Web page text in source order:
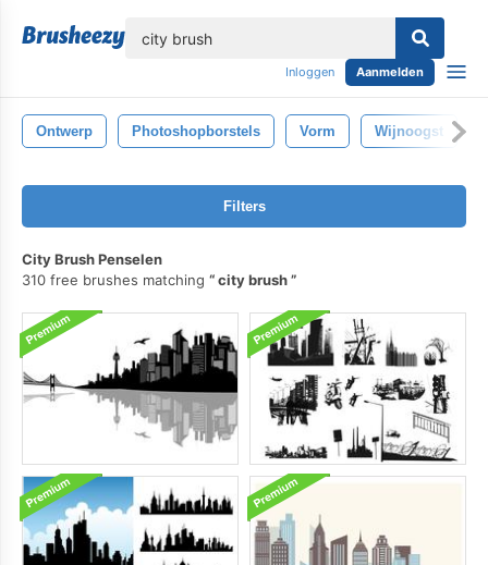
Inloggen Aanmelden
Ontwerp Photoshopborstels Vorm Wijnoogst
Filters
City Brush Penselen
310 free brushes matching
city brush